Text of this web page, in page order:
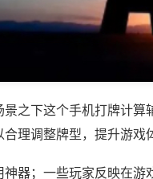
之下这个手机打牌计
理调整牌型，提升游戏
器；一些玩家反映在